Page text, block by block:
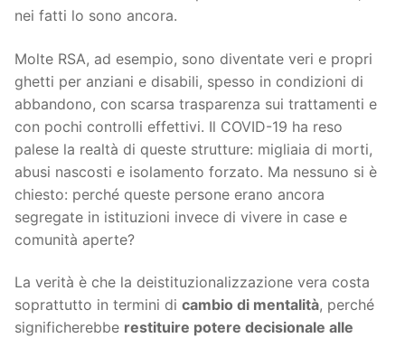
nei fatti lo sono ancora.
Molte RSA, ad esempio, sono diventate veri e propri
ghetti per anziani e disabili, spesso in condizioni di
abbandono, con scarsa trasparenza sui trattamenti e
con pochi controlli effettivi. Il COVID-19 ha reso
palese la realtà di queste strutture: migliaia di morti,
abusi nascosti e isolamento forzato. Ma nessuno si è
chiesto: perché queste persone erano ancora
segregate in istituzioni invece di vivere in case e
comunità aperte?
La verità è che la deistituzionalizzazione vera costa
soprattutto in termini di cambio di mentalità, perché
significherebbe restituire potere decisionale alle